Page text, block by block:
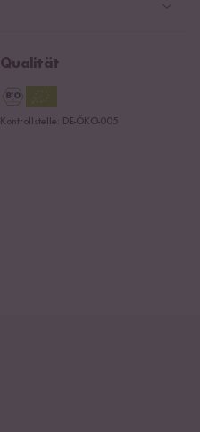
Qualität
Kontrollstelle: DE-ÖKO-005